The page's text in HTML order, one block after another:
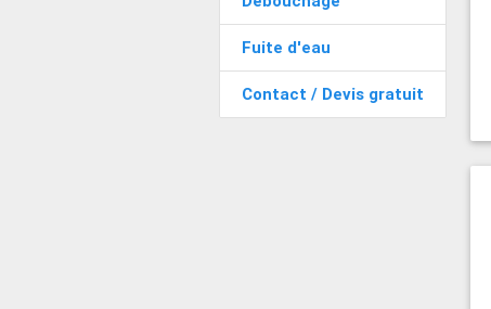
Fuite d'eau
Contact / Devis gratuit